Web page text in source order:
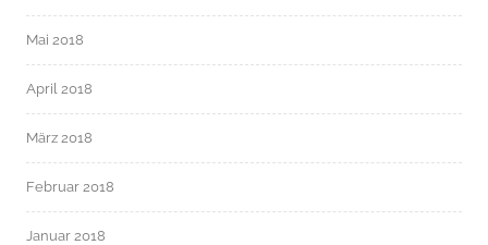
Mai 2018
April 2018
März 2018
Februar 2018
Januar 2018